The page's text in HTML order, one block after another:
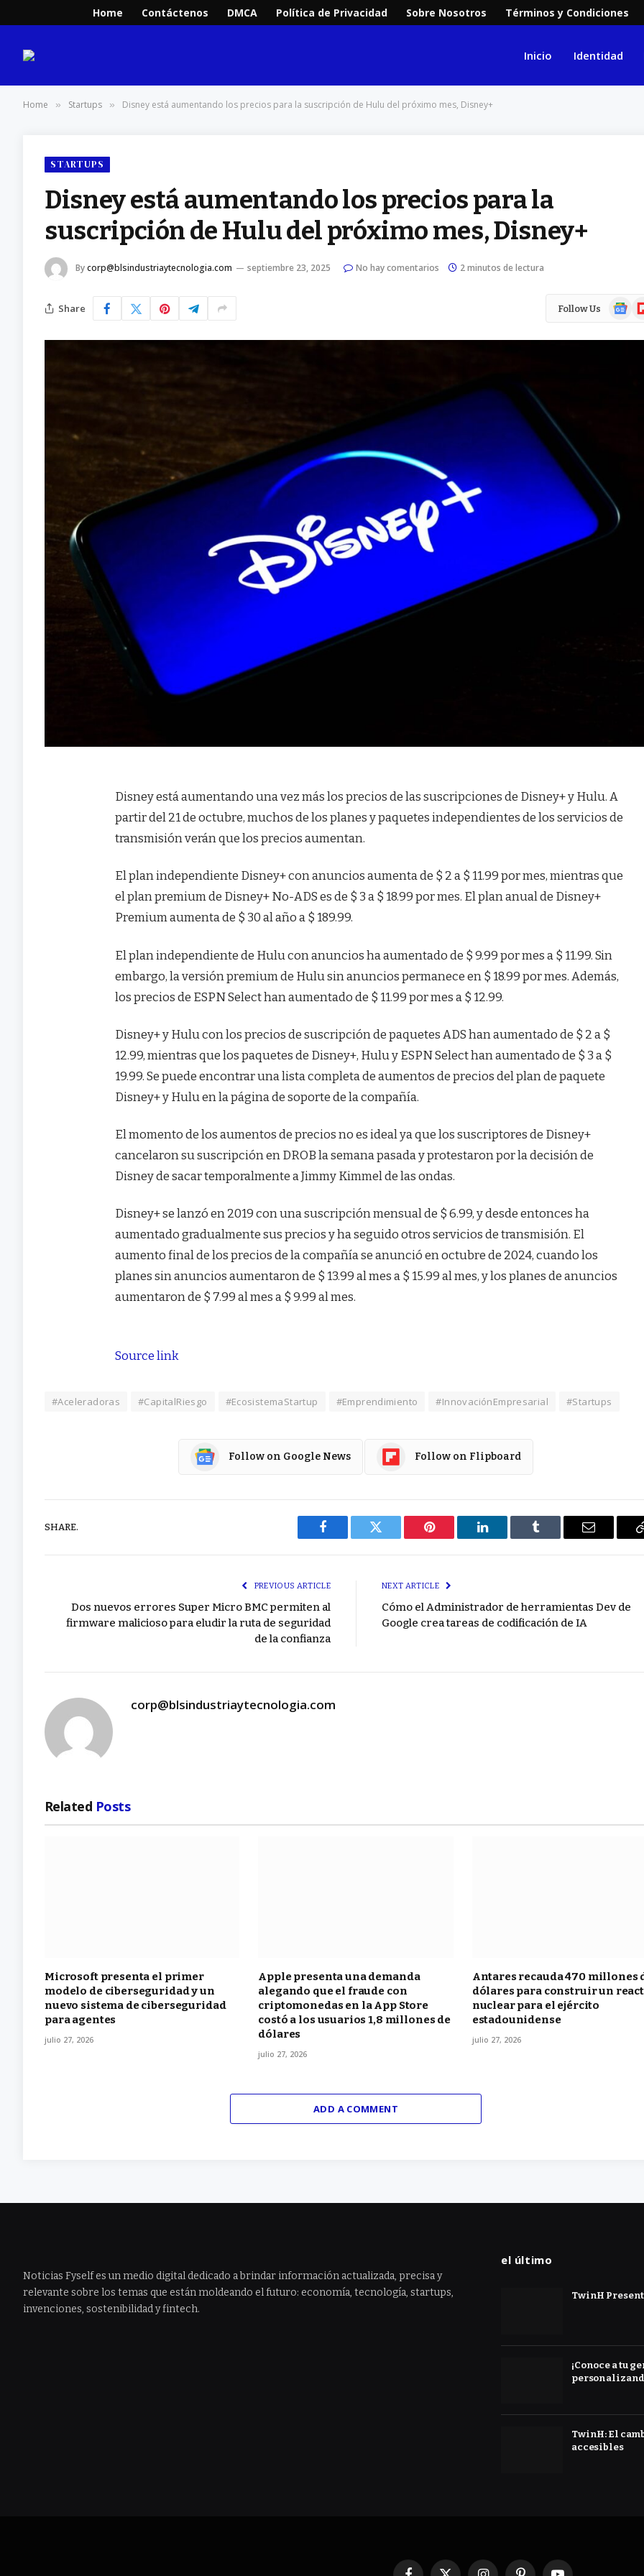
Home Contáctenos DMCA Política de Privacidad Sobre Nosotros Términos y Condiciones
Inicio Identidad
Home » Startups » Disney está aumentando los precios para la suscripción de Hulu del próximo mes, Disney+
STARTUPS
Disney está aumentando los precios para la
suscripción de Hulu del próximo mes, Disney+
Bycorp@blsindustriaytecnologia.com septiembre 23, 2025 No hay comentarios 2 minutos de lectura
Share Follow Us
Google
Disney está aumentando una vez más los precios de las suscripciones de Disney+ y Hulu. A
partir del 21 de octubre, muchos de los planes y paquetes independientes de los servicios de
transmisión verán que los precios aumentan.
El plan independiente Disney+ con anuncios aumenta de $ 2 a $ 11.99 por mes, mientras que
el plan premium de Disney+ No-ADS es de $ 3 a $ 18.99 por mes. El plan anual de Disney+
Premium aumenta de $ 30 al año a $ 189.99.
El plan independiente de Hulu con anuncios ha aumentado de $ 9.99 por mes a $ 11.99. Sin
embargo, la versión premium de Hulu sin anuncios permanece en $ 18.99 por mes. Además,
los precios de ESPN Select han aumentado de $ 11.99 por mes a $ 12.99.
Disney+ y Hulu con los precios de suscripción de paquetes ADS han aumentado de $ 2 a $
12.99, mientras que los paquetes de Disney+, Hulu y ESPN Select han aumentado de $ 3 a $
19.99. Se puede encontrar una lista completa de aumentos de precios del plan de paquete
Disney+ y Hulu en la página de soporte de la compañía.
El momento de los aumentos de precios no es ideal ya que los suscriptores de Disney+
cancelaron su suscripción en DROB la semana pasada y protestaron por la decisión de
Disney de sacar temporalmente a Jimmy Kimmel de las ondas.
Disney+ se lanzó en 2019 con una suscripción mensual de $ 6.99, y desde entonces ha
aumentado gradualmente sus precios y ha seguido otros servicios de transmisión. El
aumento final de los precios de la compañía se anunció en octubre de 2024, cuando los
planes sin anuncios aumentaron de $ 13.99 al mes a $ 15.99 al mes, y los planes de anuncios
aumentaron de $ 7.99 al mes a $ 9.99 al mes.
Source link
#Aceleradoras #CapitalRiesgo #EcosistemaStartup #Emprendimiento #InnovaciónEmpresarial #Startups
Follow on Google News Follow on Flipboard
SHARE.
Facebook Twitter Pinterest LinkedIn Tumblr Email
PREVIOUS ARTICLE
Dos nuevos errores Super Micro BMC permiten al
firmware malicioso para eludir la ruta de seguridad
de la confianza
NEXT ARTICLE
Cómo el Administrador de herramientas Dev de
Google crea tareas de codificación de IA
corp@blsindustriaytecnologia.com
Related Posts
Microsoft presenta el primer
modelo de ciberseguridad y un
nuevo sistema de ciberseguridad
para agentes
julio 27, 2026
Apple presenta una demanda
alegando que el fraude con
criptomonedas en la App Store
costó a los usuarios 1,8 millones de
dólares
julio 27, 2026
Antares recauda 470 millones
dólares para construir un
nuclear para el ejército
estadounidense
julio 27, 2026
ADD A COMMENT
Noticias Fyself es un medio digital dedicado a brindar información actualizada, precisa y
relevante sobre los temas que están moldeando el futuro: economía, tecnología, startups,
invenciones, sostenibilidad y fintech.
el último
TwinH
¡Conoce a tu
TwinH: El
accesibles